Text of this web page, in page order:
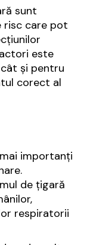
sunt
risc care pot
este
și pentru
corect al
importanți
de țigară
respiratorii